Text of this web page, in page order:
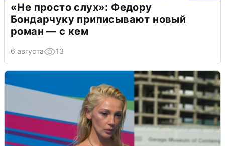
«Не просто слух»: Федору
Бондарчуку приписывают новый
роман — с кем
6 августа 13